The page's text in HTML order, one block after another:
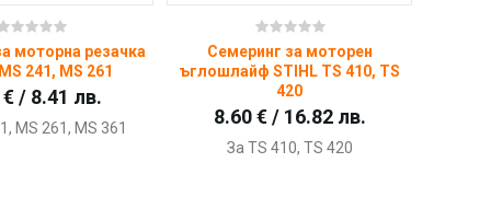
Купи
моторна резачка
241, MS 261
/ 8.41 лв.
MS 261, MS 361
Купи
Семеринг за моторен
ъглошлайф STIHL TS 410, TS
420
8.60 € / 16.82 лв.
За TS 410, TS 420